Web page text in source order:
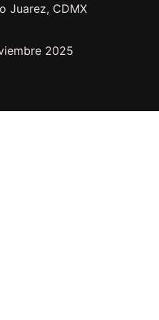
Juarez, CDMX
2025